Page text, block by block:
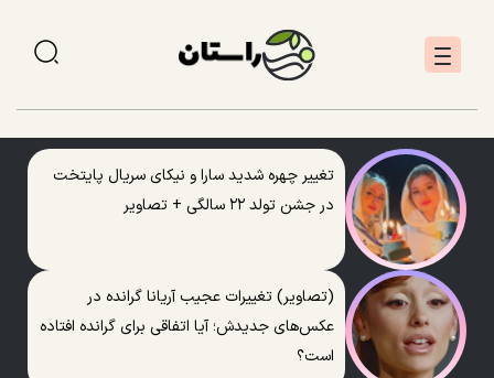
تغییر چهره شدید سارا و نیکای سریال پایتخت
در جشن تولد ۲۲ سالگی + تصاویر
(تصاویر) تغییرات عجیب آریانا گرانده در
عکس‌های جدیدش؛ آیا اتفاقی برای گرانده افتاده
است؟